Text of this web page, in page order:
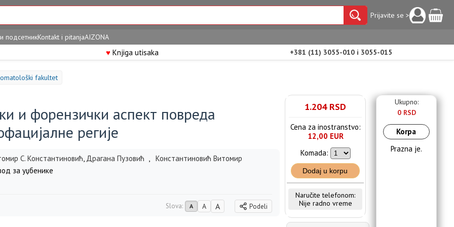
Prijavite se >
подсетникKontakt i pitanjaAIZONA
♥Knjiga utisaka +381 (11) 3055-010 i 3055-015
fakultet
и форензички аспект повреда
регије
С. Константиновић, Драгана Пузовић , Константиновић Витомир
за уџбенике
Slova: A A A Podeli
1.204 RSD
Cena za inostranstvo:
12,00 EUR
Komada:
Dodaj u korpu
Naručite telefonom:
Nije radno vreme
Ukupno:
0 RSD
Korpa
Prazna je.